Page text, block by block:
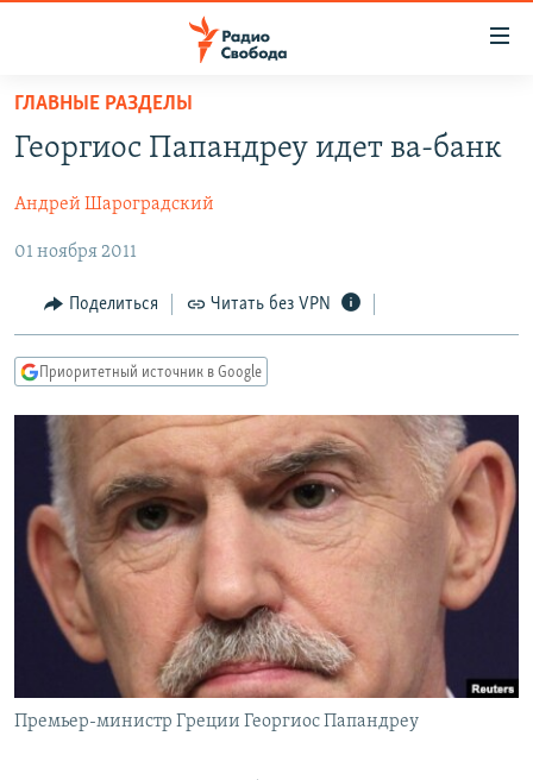
упрощенного
доступа
содержанию
Вернутся
главной
навигации
Вернутся
поиску
ПОДКАСТЫ
АВТОРСКИЕ ПРОЕКТЫ
ЦИТАТЫ СВОБОДЫ
МНЕНИЯ
КУЛЬТУРА
IDEL.РЕАЛИИ
КАВКАЗ.РЕАЛИИ
СЕВЕР.РЕАЛИИ
СИБИРЬ.РЕАЛИИ
РАСПИСАНИЕ ВЕЩАНИЯ
ПОДПИШИТЕСЬ НА РАССЫЛКУ
СОЦИАЛЬНЫЕ СЕТИ
ГЛАВНЫЕ РАЗДЕЛЫ
Георгиос Папандреу идет ва-банк
Андрей Шароградский
01 ноября 2011
Поделиться Читать без VPN
Приоритетный источник в Google
Премьер-министр Греции Георгиос Папандреу